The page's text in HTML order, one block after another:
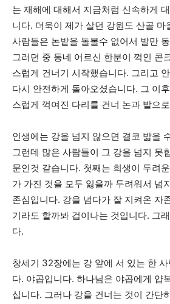
는 재해에 대해서 지금처럼 신속하게
니다. 더욱이 제가 살던 강원도 산골 마
사람들은 논밭을 돌볼수 없어서 발만
그러던 중 동네 어르신 한분이 꺽인 콘
스럽게 건너기 시작했습니다. 그리고
다시 안전하게 돌아오셨습니다. 그 이
스럽게 꺽여진 다리를 건너 논과 밭으
인생에는 강을 넘지 않으면 결코 밟을
그런데 많은 사람들이 그 강을 넘지 못
문인것 같습니다. 첫째는 희생이 두려
가 가진 것을 모두 잃을까 두려워서 넘
존심입니다. 강을 넘다가 잘 지켜온 자
기라도 할까봐 겁이나는 것입니다. 그
다.
창세기 32장에는 강 앞에 서 있는 한
다. 야곱입니다. 하나님은 야곱에게 얍
십니다. 그러나 강을 건너는 것이 간단